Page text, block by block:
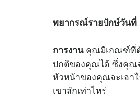
พยากรณ์รายปักษ์วันที่
การงานคุณมีเกณฑ์ที่ต้
ปกติของคุณได้ ซึ่งคุณจ
หัวหน้าของคุณจะเอา
เขาสักเท่าไหร่